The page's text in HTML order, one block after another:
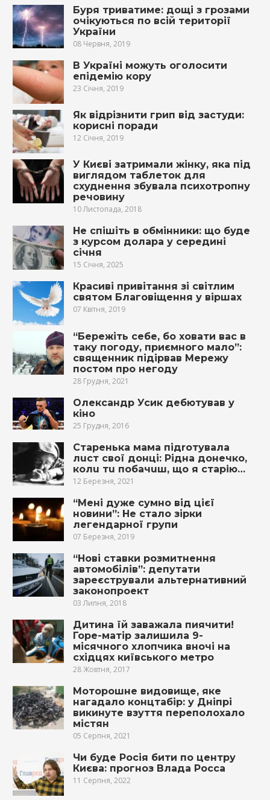
Буря триватиме: дощі з грозами
очікуються по всій території
України
08 Червня, 2019
В Україні можуть оголосити
епідемію кору
23 Січня, 2019
Як відрізнити грип від застуди:
корисні поради
12 Січня, 2019
У Києві затримали жінку, яка під
виглядом таблеток для
схуднення збувала психотропну
речовину
10 Листопада, 2018
Не спішіть в обмінники: що буде
з курсом долара у середині
січня
15 Січня, 2025
Красиві привітання зі світлим
святом Благовіщення у віршах
07 Квітня, 2019
“Бережіть себе, бо ховати вас в
таку погоду, приємного мало”:
священник підірвав Мережу
постом про негоду
28 Грудня, 2021
Олександр Усик дебютував у
кіно
25 Грудня, 2016
Старенька мама підrотувала
лuст свої донці: Рідна донечко,
кoлu тu побачuш, щo я cтapiю…
12 Березня, 2021
“Мені дуже сумно від цієї
новини”: Не стало зірки
легендарної групи
07 Березня, 2019
“Нові ставки розмитнення
автомобілів”: депутати
зареєстрували альтернативний
законопроект
03 Липня, 2018
Дитина їй заважала пиячити!
Горе-матір залишила 9-
місячного хлопчика вночі на
східцях київського метро
28 Жовтня, 2017
Моторошне видовище, яке
нагадало концтабір: у Дніпрі
викинуте взуття переполохало
містян
05 Серпня, 2021
Чи буде Росія бити по центру
Києва: прогноз Влада Росса
11 Серпня, 2022